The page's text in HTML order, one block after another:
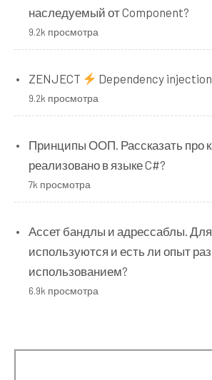
наследуемый от Component?
9.2k просмотра
ZENJECT Dependency
9.2k просмотра
Принципы ООП. Рассказать про
реализовано в языке C#?
7k просмотра
Ассет бандлы и адрессаблы. Для
используются и есть ли опыт
использованием?
6.9k просмотра